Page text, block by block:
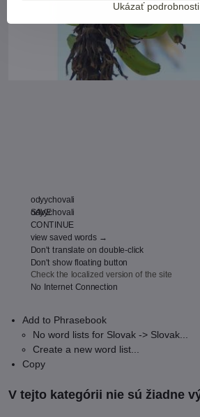
odyychovali
odyychovali
SAVE
CONTINUE
view saved words →
Don't translate on double-click
Don't show floating button
Check the localized version of the site
No Internet Connection
Add to Phrasebook
No word lists for Slovak -> Slovak...
Create a new word list...
Copy
Ukázať podrobnosti